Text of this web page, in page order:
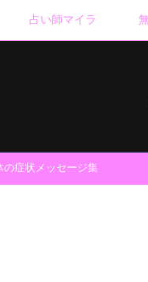
占い師マイラ
の症状メッセージ集